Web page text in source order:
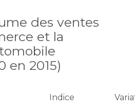
des ventes
et la
en 2015)
Indice